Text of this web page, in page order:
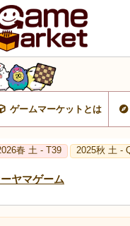
ゲームマーケットとは
春 土 - T39 2025秋 土 -
ヤマゲーム